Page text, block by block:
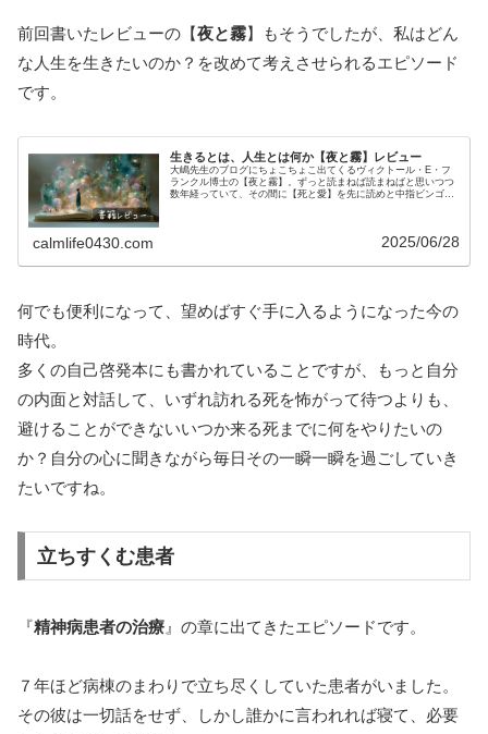
前回書いたレビューの【夜と霧】もそうでしたが、私はどん
な人生を生きたいのか？を改めて考えさせられるエピソード
です。
生きるとは、人生とは何か【夜と霧】レビュー
大嶋先生のブログにちょこちょこ出てくるヴィクトール・E・フ
ランクル博士の【夜と霧】。ずっと読まねば読まねばと思いつつ
数年経っていて、その間に【死と愛】を先に読めと中指ビンゴに
calmlife0430.com 2025/06/28
何でも便利になって、望めばすぐ手に入るようになった今の
時代。
多くの自己啓発本にも書かれていることですが、もっと自分
の内面と対話して、いずれ訪れる死を怖がって待つよりも、
避けることができないいつか来る死までに何をやりたいの
か？自分の心に聞きながら毎日その一瞬一瞬を過ごしていき
たいですね。
立ちすくむ患者
『精神病患者の治療』の章に出てきたエピソードです。
７年ほど病棟のまわりで立ち尽くしていた患者がいました。
その彼は一切話をせず、しかし誰かに言われれば寝て、必要